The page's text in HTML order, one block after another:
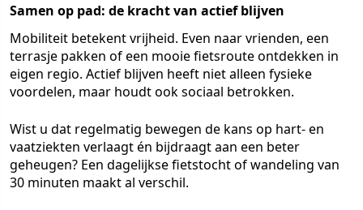
Samen op pad: de kracht van actief blijven
Mobiliteit betekent vrijheid. Even naar vrienden, een
terrasje pakken of een mooie fietsroute ontdekken in
eigen regio. Actief blijven heeft niet alleen fysieke
voordelen, maar houdt ook sociaal betrokken.
Wist u dat regelmatig bewegen de kans op hart- en
vaatziekten verlaagt én bijdraagt aan een beter
geheugen? Een dagelijkse fietstocht of wandeling van
30 minuten maakt al verschil.